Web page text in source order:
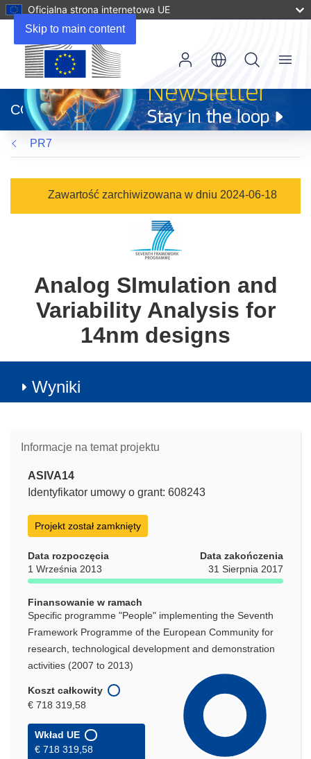
Skip to main content
Oficjalna strona internetowa UE
otworzy
się
w
nowym
oknie)
CORDIS
Menu
PR7
Zawartość zarchiwizowana w dniu 2024-06-18
Analog SImulation and
Variability Analysis for
14nm designs
Wyniki
Informacje na temat projektu
ASIVA14
Identyfikator umowy o grant: 608243
Projekt został zamknięty
Data rozpoczęcia
1 Września 2013
Data zakończenia
31 Sierpnia 2017
Finansowanie w ramach
Specific programme "People" implementing the Seventh
Framework Programme of the European Community for
research, technological development and demonstration
activities (2007 to 2013)
Koszt całkowity
€ 718 319,58
Wkład UE
€ 718 319,58